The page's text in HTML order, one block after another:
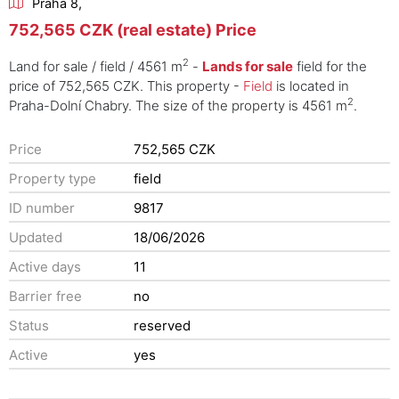
Praha 8,
752,565 CZK (real estate) Price
Land for sale / field / 4561 m2 - Lands for sale field for the
price of 752,565 CZK. This property - Field is located in
Praha-Dolní Chabry. The size of the property is 4561 m2.
Price
752,565 CZK
Property type
field
ID number
9817
Updated
18/06/2026
Active days
11
Barrier free
no
Status
reserved
Active
yes